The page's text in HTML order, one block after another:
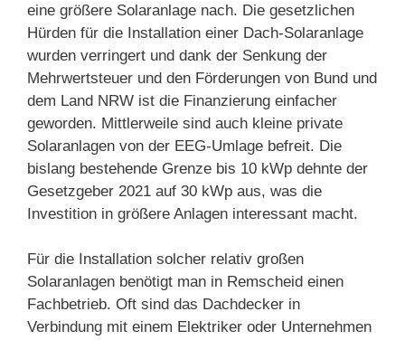
eine größere Solaranlage nach. Die gesetzlichen
Hürden für die Installation einer Dach-Solaranlage
wurden verringert und dank der Senkung der
Mehrwertsteuer und den Förderungen von Bund und
dem Land NRW ist die Finanzierung einfacher
geworden. Mittlerweile sind auch kleine private
Solaranlagen von der EEG-Umlage befreit. Die
bislang bestehende Grenze bis 10 kWp dehnte der
Gesetzgeber 2021 auf 30 kWp aus, was die
Investition in größere Anlagen interessant macht.
Für die Installation solcher relativ großen
Solaranlagen benötigt man in Remscheid einen
Fachbetrieb. Oft sind das Dachdecker in
Verbindung mit einem Elektriker oder Unternehmen